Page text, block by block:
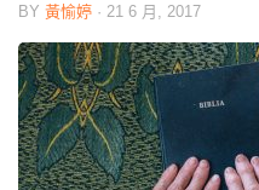
BY 黃愉婷 · 21 6 月, 2017